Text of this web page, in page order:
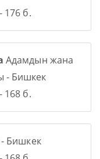
176 б.
Адамдын жана
- Бишкек
168 б.
- Бишкек